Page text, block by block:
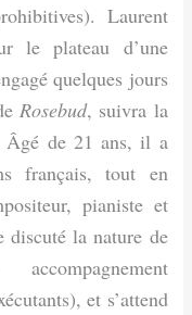
Laurent
le plateau d’une
quelques jours
Rosebud, suivra la
Âgé de 21 ans, il a
français, tout en
pianiste et
discuté la nature de
et s’attend